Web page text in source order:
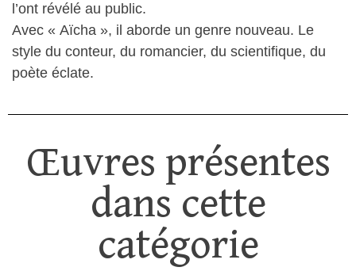
l’ont révélé au public.
Avec « Aïcha », il aborde un genre nouveau. Le
style du conteur, du romancier, du scientifique, du
poète éclate.
Œuvres présentes
dans cette
catégorie